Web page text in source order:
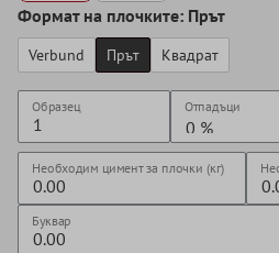
Формат на плочките: Прът
Verbund Прът Квадрат
Образец Отпадъци
Необходим цимент за плочки (кг)
Буквар